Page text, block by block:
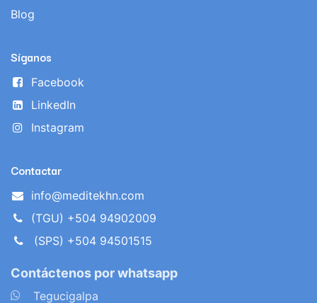
Blog
Síganos
Facebook
LinkedIn
Instagram
Contactar
info@meditekhn.com
(TGU) +504 94902009
(SPS) +504 94501515
Contáctenos por whatsapp
Tegucigalpa